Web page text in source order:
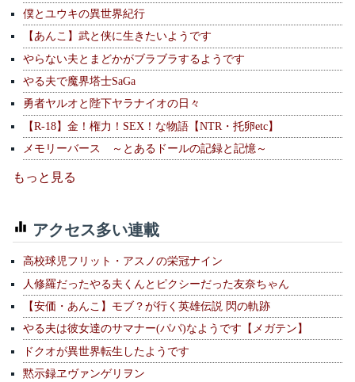
僕とユウキの異世界紀行
【あんこ】武と侠に生きたいようです
やらない夫とまどかがブラブラするようです
やる夫で魔界塔士SaGa
勇者ヤルオと陛下ヤラナイオの日々
【R-18】金！権力！SEX！な物語【NTR・托卵etc】
メモリーバース ～とあるドールの記録と記憶～
もっと見る
アクセス多い連載
高校球児フリット・アスノの栄冠ナイン
人修羅だったやる夫くんとピクシーだった友奈ちゃん
【安価・あんこ】モブ？が行く英雄伝説 閃の軌跡
やる夫は彼女達のサマナー(パパ)なようです【メガテン】
ドクオが異世界転生したようです
黙示録ヱヴァンゲリヲン